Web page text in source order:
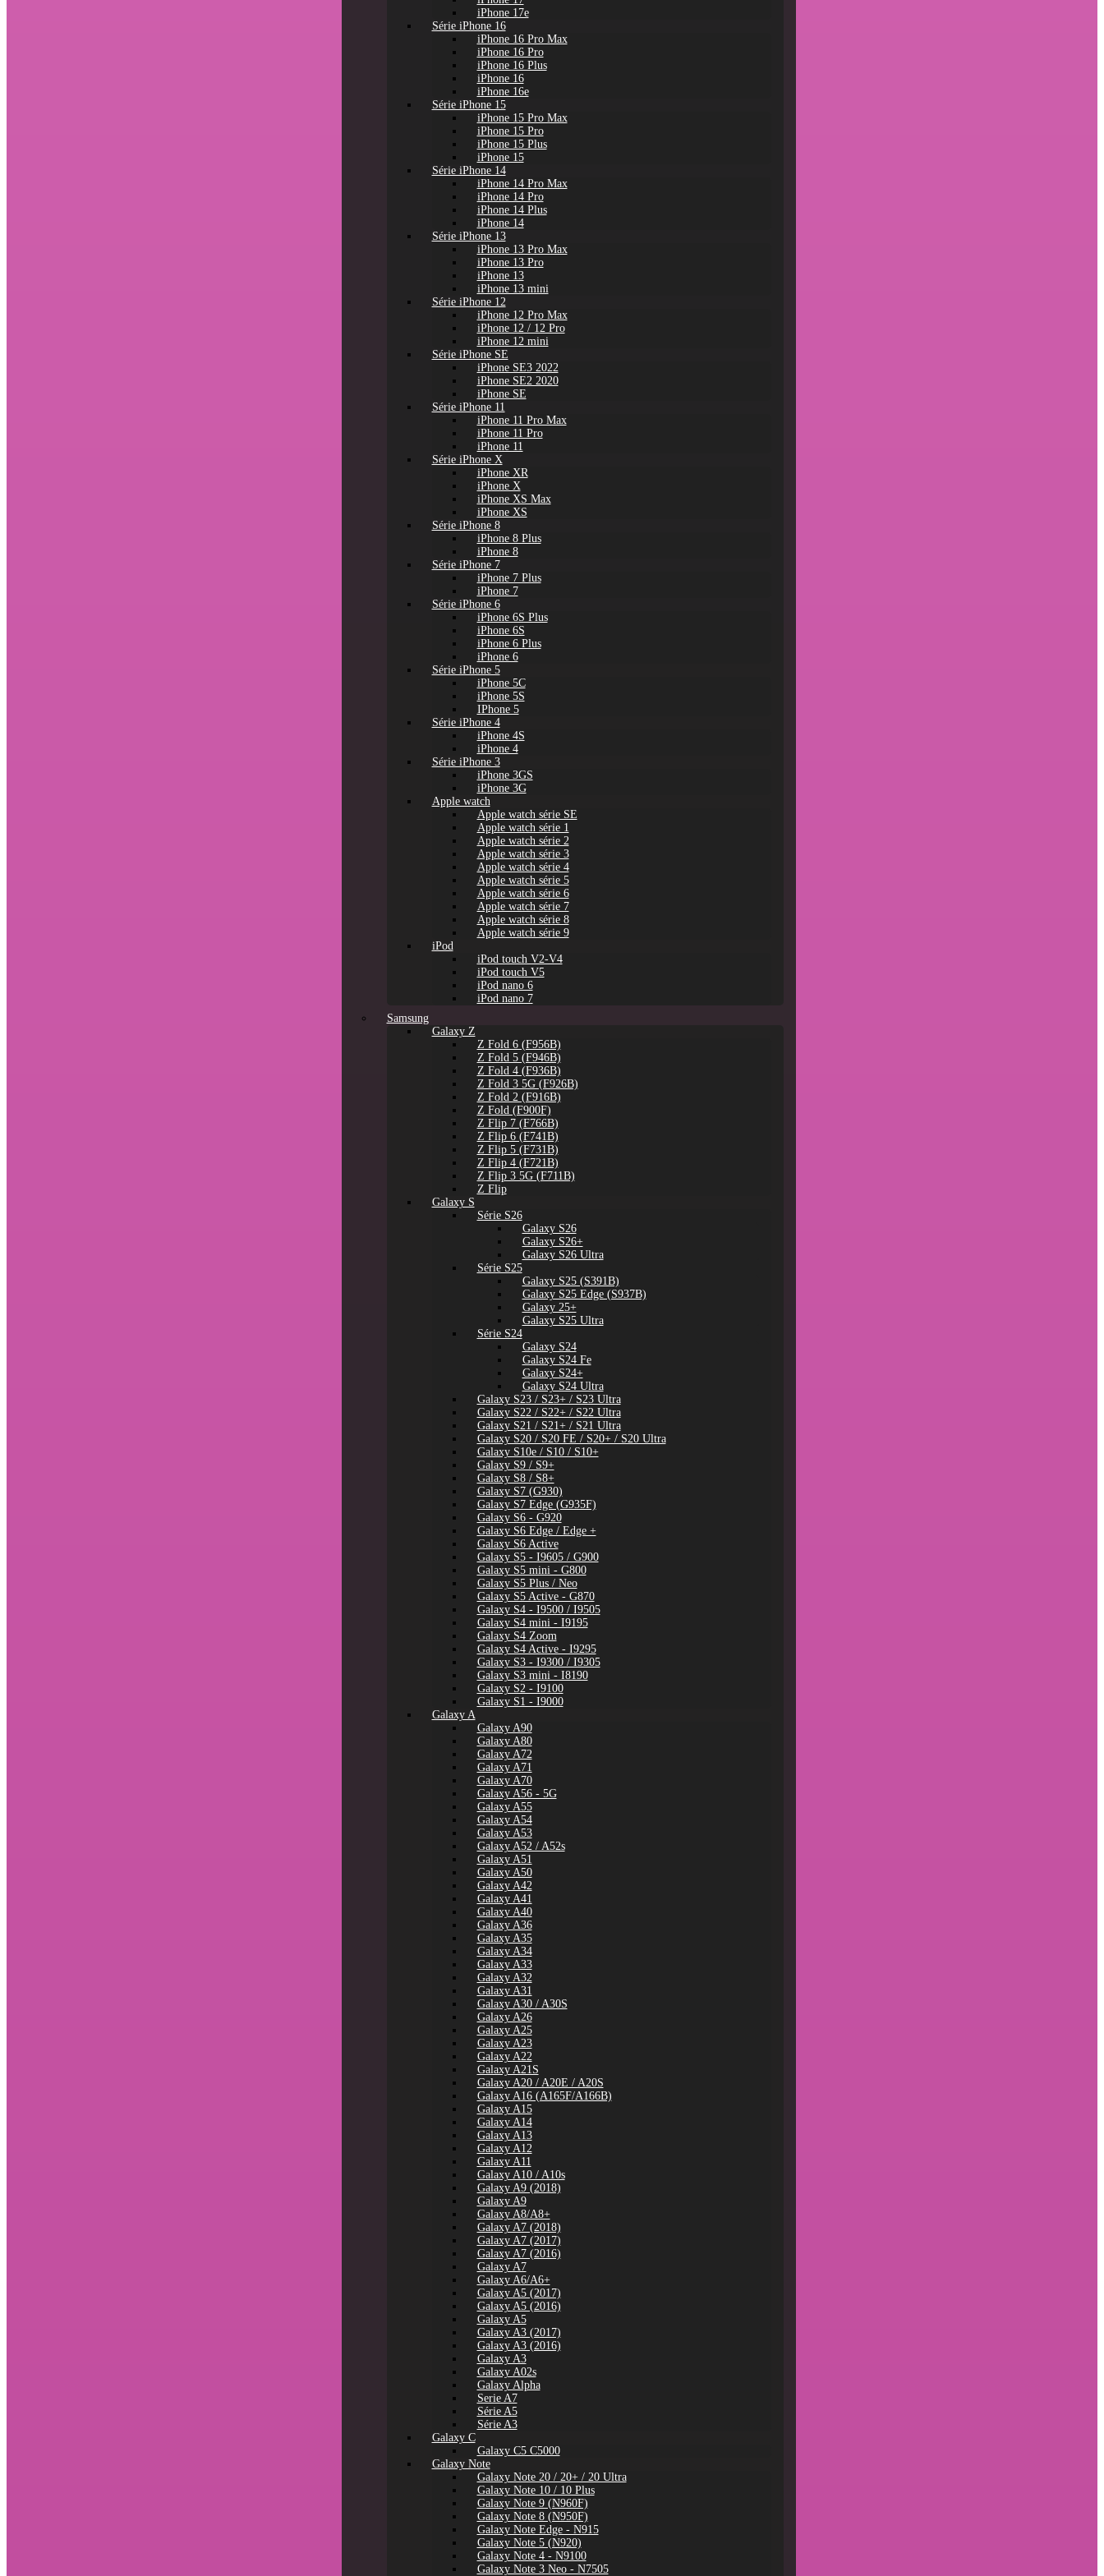
iPhone 17e
Série iPhone 16
iPhone 16 Pro Max
iPhone 16 Pro
iPhone 16 Plus
iPhone 16
iPhone 16e
Série iPhone 15
iPhone 15 Pro Max
iPhone 15 Pro
iPhone 15 Plus
iPhone 15
Série iPhone 14
iPhone 14 Pro Max
iPhone 14 Pro
iPhone 14 Plus
iPhone 14
Série iPhone 13
iPhone 13 Pro Max
iPhone 13 Pro
iPhone 13
iPhone 13 mini
Série iPhone 12
iPhone 12 Pro Max
iPhone 12 / 12 Pro
iPhone 12 mini
Série iPhone SE
iPhone SE3 2022
iPhone SE2 2020
iPhone SE
Série iPhone 11
iPhone 11 Pro Max
iPhone 11 Pro
iPhone 11
Série iPhone X
iPhone XR
iPhone X
iPhone XS Max
iPhone XS
Série iPhone 8
iPhone 8 Plus
iPhone 8
Série iPhone 7
iPhone 7 Plus
iPhone 7
Série iPhone 6
iPhone 6S Plus
iPhone 6S
iPhone 6 Plus
iPhone 6
Série iPhone 5
iPhone 5C
iPhone 5S
IPhone 5
Série iPhone 4
iPhone 4S
iPhone 4
Série iPhone 3
iPhone 3GS
iPhone 3G
Apple watch
Apple watch série SE
Apple watch série 1
Apple watch série 2
Apple watch série 3
Apple watch série 4
Apple watch série 5
Apple watch série 6
Apple watch série 7
Apple watch série 8
Apple watch série 9
iPod
iPod touch V2-V4
iPod touch V5
iPod nano 6
iPod nano 7
Samsung
Galaxy Z
Z Fold 6 (F956B)
Z Fold 5 (F946B)
Z Fold 4 (F936B)
Z Fold 3 5G (F926B)
Z Fold 2 (F916B)
Z Fold (F900F)
Z Flip 7 (F766B)
Z Flip 6 (F741B)
Z Flip 5 (F731B)
Z Flip 4 (F721B)
Z Flip 3 5G (F711B)
Z Flip
Galaxy S
Série S26
Galaxy S26
Galaxy S26+
Galaxy S26 Ultra
Série S25
Galaxy S25 (S391B)
Galaxy S25 Edge (S937B)
Galaxy 25+
Galaxy S25 Ultra
Série S24
Galaxy S24
Galaxy S24 Fe
Galaxy S24+
Galaxy S24 Ultra
Galaxy S23 / S23+ / S23 Ultra
Galaxy S22 / S22+ / S22 Ultra
Galaxy S21 / S21+ / S21 Ultra
Galaxy S20 / S20 FE / S20+ / S20 Ultra
Galaxy S10e / S10 / S10+
Galaxy S9 / S9+
Galaxy S8 / S8+
Galaxy S7 (G930)
Galaxy S7 Edge (G935F)
Galaxy S6 - G920
Galaxy S6 Edge / Edge +
Galaxy S6 Active
Galaxy S5 - I9605 / G900
Galaxy S5 mini - G800
Galaxy S5 Plus / Neo
Galaxy S5 Active - G870
Galaxy S4 - I9500 / I9505
Galaxy S4 mini - I9195
Galaxy S4 Zoom
Galaxy S4 Active - I9295
Galaxy S3 - I9300 / I9305
Galaxy S3 mini - I8190
Galaxy S2 - I9100
Galaxy S1 - I9000
Galaxy A
Galaxy A90
Galaxy A80
Galaxy A72
Galaxy A71
Galaxy A70
Galaxy A56 - 5G
Galaxy A55
Galaxy A54
Galaxy A53
Galaxy A52 / A52s
Galaxy A51
Galaxy A50
Galaxy A42
Galaxy A41
Galaxy A40
Galaxy A36
Galaxy A35
Galaxy A34
Galaxy A33
Galaxy A32
Galaxy A31
Galaxy A30 / A30S
Galaxy A26
Galaxy A25
Galaxy A23
Galaxy A22
Galaxy A21S
Galaxy A20 / A20E / A20S
Galaxy A16 (A165F/A166B)
Galaxy A15
Galaxy A14
Galaxy A13
Galaxy A12
Galaxy A11
Galaxy A10 / A10s
Galaxy A9 (2018)
Galaxy A9
Galaxy A8/A8+
Galaxy A7 (2018)
Galaxy A7 (2017)
Galaxy A7 (2016)
Galaxy A7
Galaxy A6/A6+
Galaxy A5 (2017)
Galaxy A5 (2016)
Galaxy A5
Galaxy A3 (2017)
Galaxy A3 (2016)
Galaxy A3
Galaxy A02s
Galaxy Alpha
Serie A7
Série A5
Série A3
Galaxy C
Galaxy C5 C5000
Galaxy Note
Galaxy Note 20 / 20+ / 20 Ultra
Galaxy Note 10 / 10 Plus
Galaxy Note 9 (N960F)
Galaxy Note 8 (N950F)
Galaxy Note Edge - N915
Galaxy Note 5 (N920)
Galaxy Note 4 - N9100
Galaxy Note 3 Neo - N7505